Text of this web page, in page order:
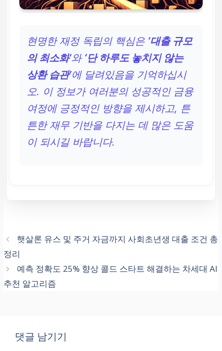
향상
현명한 재정 독립의 핵심은 ‘대출 규모
의 최소화’와 ‘단 하루도 놓치지 않는
상환 습관’에 달려있음을 기억하십시
오. 이 정보가 여러분의 성공적인 금융
여정에 긍정적인 방향을 제시하고, 튼
튼한 재무 기반을 다지는 데 많은 도움
이 되시길 바랍니다.
햇살론 유스 및 주거 자금까지 사회초년생 대출 조건 총
정리
예측 정확도 25% 향상 콜드 스타트 해결하는 차세대 AI
추천 알고리즘
댓글 남기기